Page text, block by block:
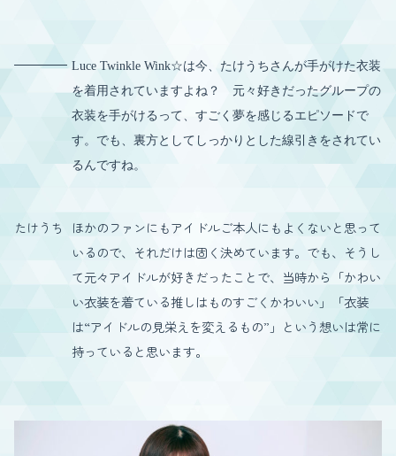
Luce Twinkle Wink☆は今、たけうちさんが手がけた衣装
を着用されていますよね？ 元々好きだったグループの
衣装を手がけるって、すごく夢を感じるエピソードで
す。でも、裏方としてしっかりとした線引きをされてい
るんですね。
たけうち
ほかのファンにもアイドルご本人にもよくないと思って
いるので、それだけは固く決めています。でも、そうし
て元々アイドルが好きだったことで、当時から「かわい
い衣装を着ている推しはものすごくかわいい」「衣装
は“アイドルの見栄えを変えるもの”」という想いは常に
持っていると思います。